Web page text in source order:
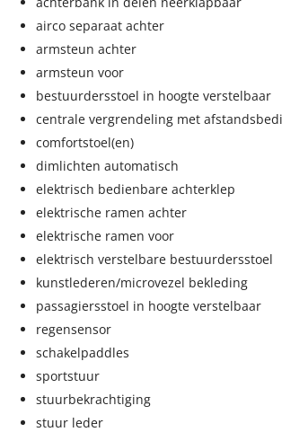
airco separaat achter
armsteun achter
armsteun voor
bestuurdersstoel in hoogte verstelbaar
centrale vergrendeling met
comfortstoel(en)
dimlichten automatisch
elektrisch bedienbare achterklep
elektrische ramen achter
elektrische ramen voor
elektrisch verstelbare bestuurdersstoel
kunstlederen/microvezel bekleding
passagiersstoel in hoogte verstelbaar
regensensor
schakelpaddles
sportstuur
stuurbekrachtiging
stuur leder